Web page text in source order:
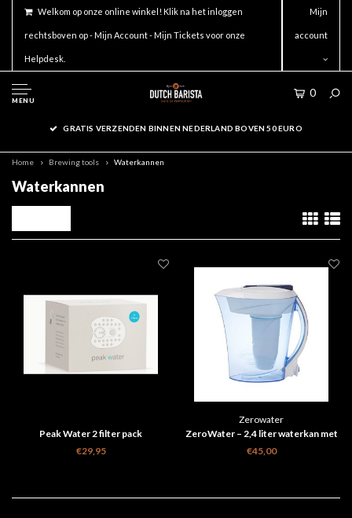
Welkom op onze online winkel! Klik na het inloggen
rechtsboven op - Mijn Account - Mijn Tickets voor onze
Helpdesk.
Mijn
account
MENU
0
GRATIS VERZENDEN BINNEN NEDERLAND BOVEN 50 EURO
Home Brewing tools Waterkannen
Waterkannen
Peak Water 2 filter pack
€29,95
Zerowater
ZeroWater – 2,4 liter waterkan met
TDS meter
€45,00